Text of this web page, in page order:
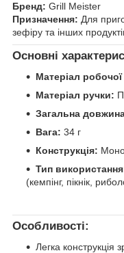
Бренд: Grill Meister
Призначення: Для
зефіру та інших
Основні
Матеріал
Матеріал ручки:
Загальна
Вага: 34 г
Конструкція:
Тип
(кемпінг, пікнік,
Особливості:
Легка конструкція